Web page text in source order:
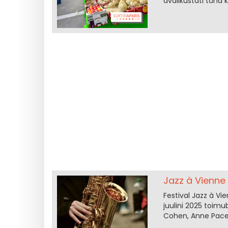
Jazz à
Festival Jazz à
juulini 2025
Cohen, Anne